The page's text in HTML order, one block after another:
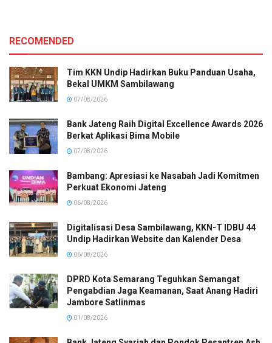
RECOMENDED
Tim KKN Undip Hadirkan Buku Panduan Usaha,
Bekal UMKM Sambilawang
07/08/2026
Bank Jateng Raih Digital Excellence Awards 2026
Berkat Aplikasi Bima Mobile
07/08/2026
Bambang: Apresiasi ke Nasabah Jadi Komitmen
Perkuat Ekonomi Jateng
06/08/2026
Digitalisasi Desa Sambilawang, KKN-T IDBU 44
Undip Hadirkan Website dan Kalender Desa
06/08/2026
DPRD Kota Semarang Teguhkan Semangat
Pengabdian Jaga Keamanan, Saat Anang Hadiri
Jambore Satlinmas
01/08/2026